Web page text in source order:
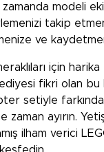
zamanda modeli
takip
ve
için harika
fikri olan bu
setiyle
zaman ayırın.
ilham verici